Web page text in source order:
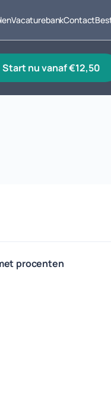
VacaturebankContact
start nu vanaf €12,50
procenten